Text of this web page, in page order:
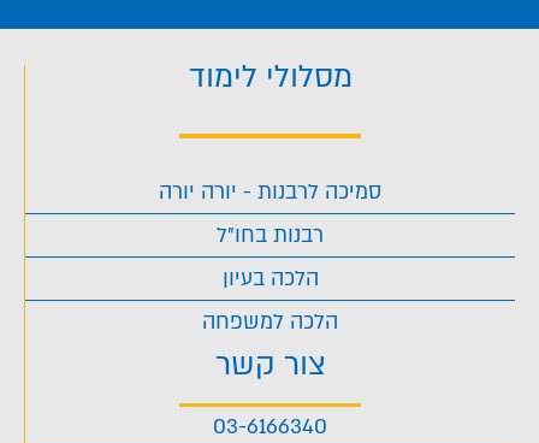
מסלולי לימוד
סמיכה לרבנות - יורה יורה
רבנות בחו"ל
הלכה בעיון
הלכה למשפחה
צור קשר
03-6166340